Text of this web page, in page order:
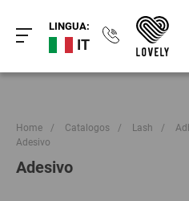
LINGUA:
IT
Home / Catalogos / Lash /
Adesivo
Adesivo